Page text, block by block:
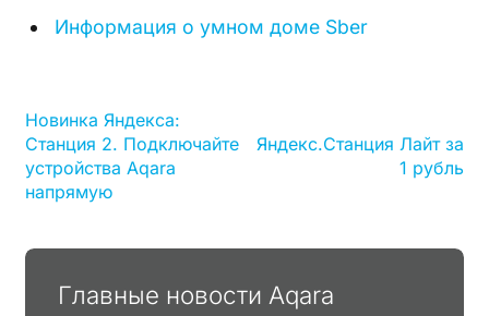
Информация о умном доме Sber
Новинка Яндекса:
Станция 2. Подключайте
устройства Aqara
напрямую
Яндекс.Станция Лайт за
1 рубль
Главные новости Aqara